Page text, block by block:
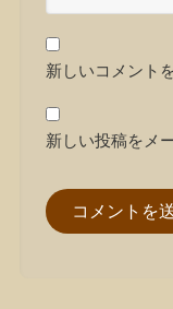
新しいコメント
新しい投稿をメ